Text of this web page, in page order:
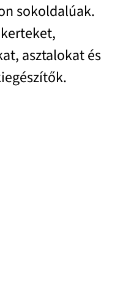
sokoldalúak.
asztalokat és